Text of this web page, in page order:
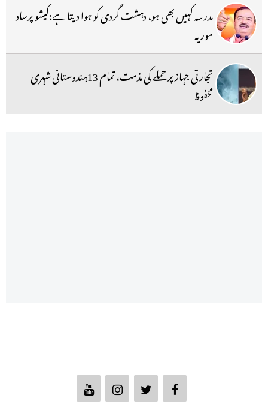
مدرسہ کہیں بھی ہو، دہشت گردی کو ہوا دیتا ہے:کیشو پرساد
موریہ
تجارتی جہاز پر حملے کی مذمت، تمام 13ہندوستانی شہری
محفوظ